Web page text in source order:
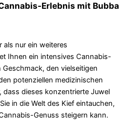
Erlebnis mit Bubba
als nur ein weiteres
Ihnen ein intensives Cannabis-
den vielseitigen
potenziellen medizinischen
dass dieses konzentrierte Juwel
in die Welt des Kief eintauchen,
Genuss steigern kann.